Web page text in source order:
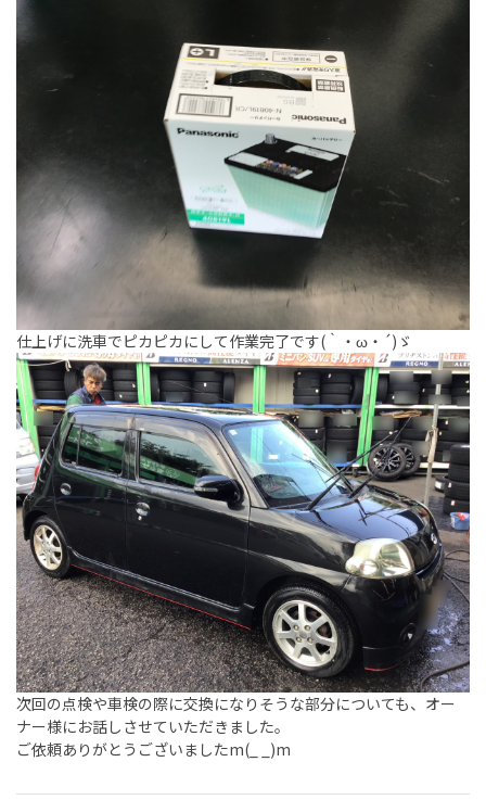
仕上げに洗車でピカピカにして作業完了です(｀・ω・´)ゞ
次回の点検や車検の際に交換になりそうな部分についても、オー
ナー様にお話しさせていただきました。
ご依頼ありがとうございましたm(_ _)m